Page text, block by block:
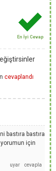
En İyi Cevap
cevaplandı
bastıra bastıra
için